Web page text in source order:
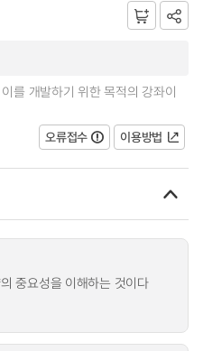
를 개발하기 위한 목적의 강좌이
오류접수
이용방법
중요성을 이해하는 것이다